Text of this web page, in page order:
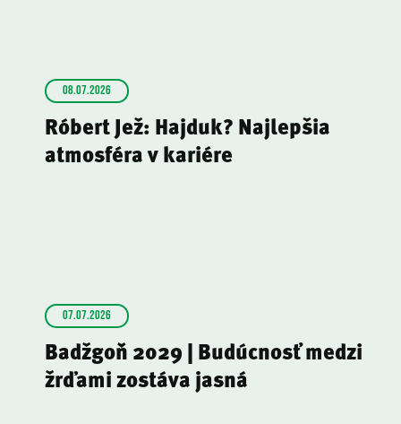
08.07.2026
Róbert Jež: Hajduk? Najlepšia
atmosféra v kariére
07.07.2026
Badžgoň 2029 | Budúcnosť medzi
žrďami zostáva jasná